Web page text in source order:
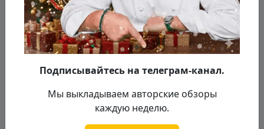
Подписывайтесь на телеграм-канал.
Мы выкладываем авторские обзоры
каждую неделю.